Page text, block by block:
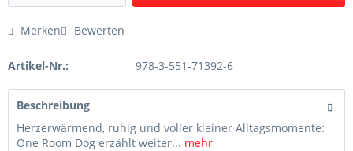
Merken Bewerten
Artikel-Nr.: 978-3-551-71392-6
Beschreibung
Herzerwärmend, ruhig und voller kleiner Alltagsmomente:
One Room Dog erzählt weiter... mehr